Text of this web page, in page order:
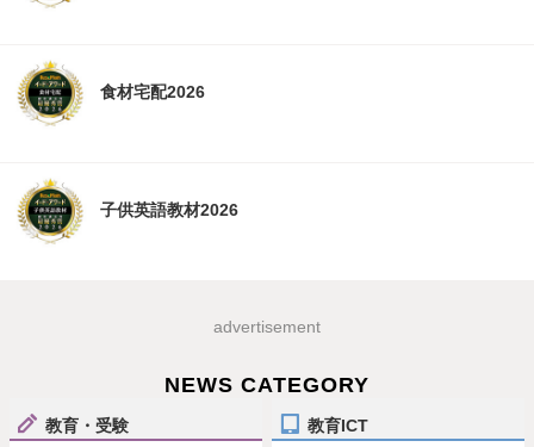
食材宅配2026
子供英語教材2026
advertisement
NEWS CATEGORY
教育・受験 教育ICT